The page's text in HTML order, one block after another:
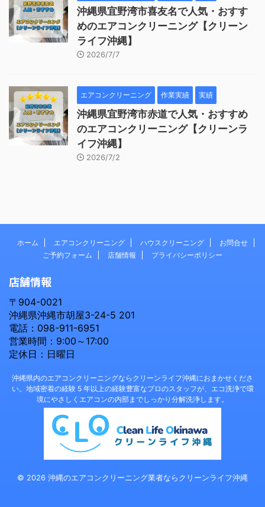
沖縄県宜野湾市喜友名で人気・おすす
めのエアコンクリーニング【クリーン
ライフ沖縄】
2026/7/7
エアコンクリーニング 作業実績 実績
沖縄県宜野湾市赤道で人気・おすすめ
のエアコンクリーニング【クリーンラ
イフ沖縄】
2026/7/2
ホーム エアコンクリーニング ハウスクリーニング
お問合せ
ご予約フォーム
店舗情報 プライバシーポリシー
店舗情報
〒904-0021
沖縄県沖縄市胡屋3-24-5 201
電話：098-911-6951
営業時間：9:00～17:00
定休日：日曜日
沖縄県内のエアコンクリーニングならクリーンライフ沖縄におまかせくださ
い。地域密着の経験 5 年以上の経験豊富なプロのスタッフが、エコ洗浄で環
境にやさしくエアコンの内部までしっかり分解洗浄します。
© 2026 沖縄のエアコンクリーニング業者ならクリーンライフ沖縄